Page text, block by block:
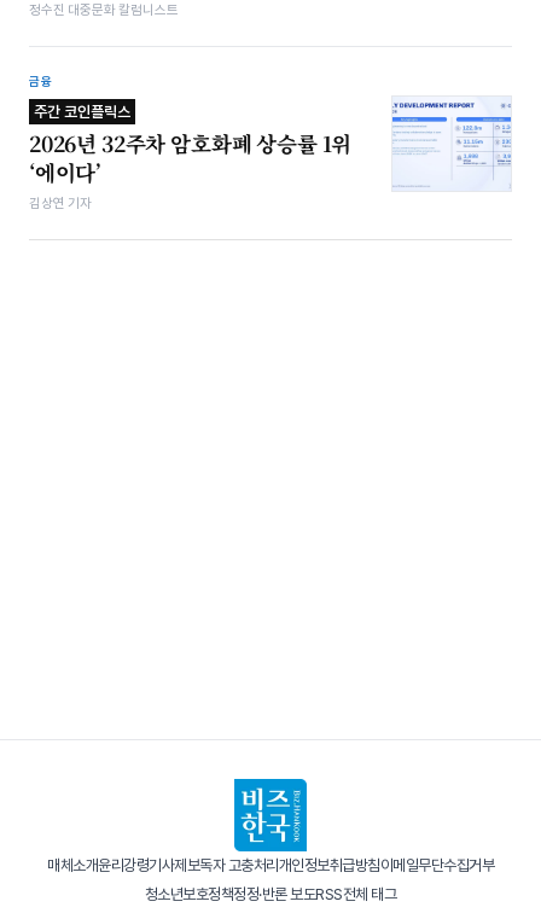
정수진 대중문화 칼럼니스트
금융
주간 코인플릭스
2026년 32주차 암호화폐 상승률 1위
‘에이다’
김상연 기자
매체소개윤리강령기사제보독자 고충처리 개인정보취급방침이메일무단수집거부
청소년보호정책정정·반론 보도RSS전체 태그